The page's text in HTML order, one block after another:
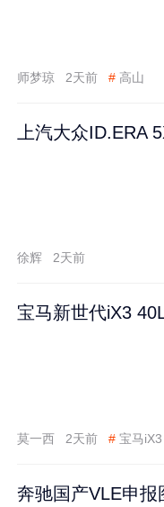
师梦琼 2天前 # 高山
上汽大众ID.ERA
徐辉 2天前
宝马新世代iX3
莫一西 2天前 # 宝马iX3
奔驰国产VLE申报